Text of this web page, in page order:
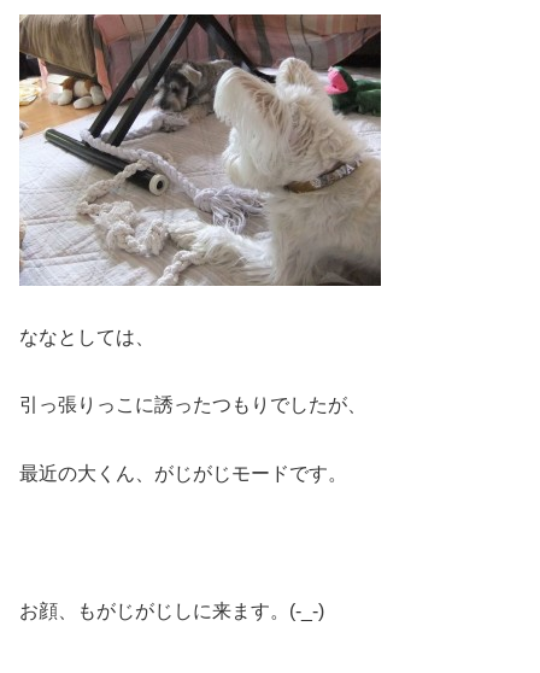
ななとしては、
引っ張りっこに誘ったつもりでしたが、
最近の大くん、がじがじモードです。
お顔、もがじがじしに来ます。(-_-)